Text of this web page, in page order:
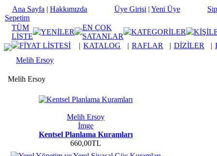
Ana Sayfa | Hakkımızda Üye Girişi | Yeni Üye
Sepetim
TÜM
LİSTE
YENİLER
EN ÇOK
SATANLAR
KATEGORİLER
FİYAT LİSTESİ
| KATALOG | RAFLAR | DİZİLER |
Melih Ersoy
Melih Ersoy
Melih Ersoy
İmge
Kentsel Planlama Kuramları
660,00TL